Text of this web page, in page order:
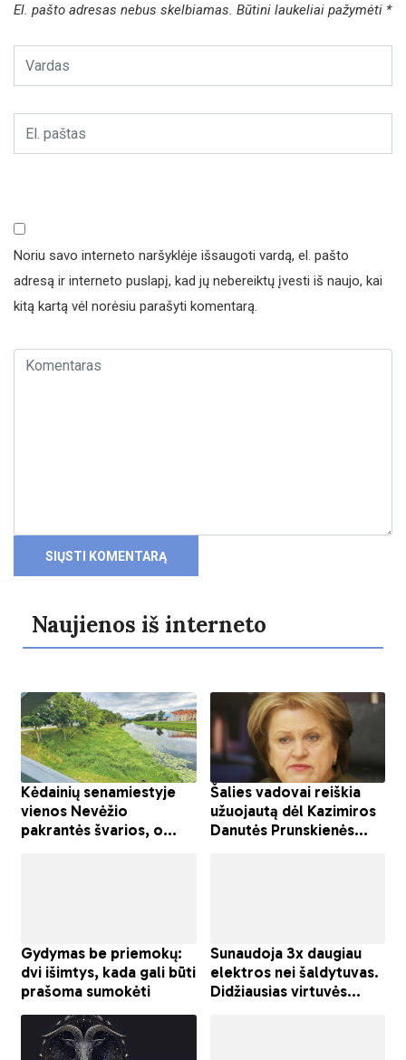
El. pašto adresas nebus skelbiamas. Būtini laukeliai pažymėti *
Noriu savo interneto naršyklėje išsaugoti vardą, el. pašto
adresą ir interneto puslapį, kad jų nebereiktų įvesti iš naujo, kai
kitą kartą vėl norėsiu parašyti komentarą.
Naujienos iš interneto